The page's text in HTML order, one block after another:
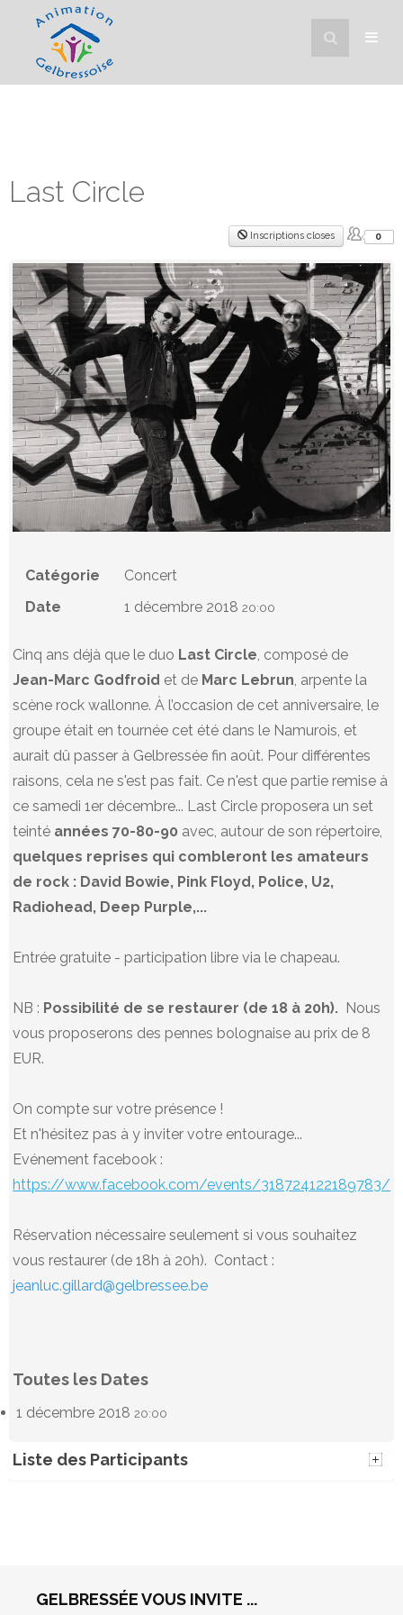
Last Circle
Inscriptions closes 0
Catégorie
Concert
Date
1 décembre 201820:00
Cinq ans déjà que le duo Last Circle, composé de
Jean-Marc Godfroid et de Marc Lebrun, arpente la
scène rock wallonne. À l’occasion de cet anniversaire, le
groupe était en tournée cet été dans le Namurois, et
aurait dû passer à Gelbressée fin août. Pour différentes
raisons, cela ne s'est pas fait. Ce n'est que partie remise à
ce samedi 1er décembre... Last Circle proposera un set
teinté années 70-80-90 avec, autour de son répertoire,
quelques reprises qui combleront les amateurs
de rock : David Bowie, Pink Floyd, Police, U2,
Radiohead, Deep Purple,...
Entrée gratuite - participation libre via le chapeau.
NB : Possibilité de se restaurer (de 18 à 20h). Nous
vous proposerons des pennes bolognaise au prix de 8
EUR.
On compte sur votre présence !
Et n'hésitez pas à y inviter votre entourage...
Evénement facebook :
https://www.facebook.com/events/318724122189783/
Réservation nécessaire seulement si vous souhaitez
vous restaurer (de 18h à 20h). Contact :
jeanluc.gillard@gelbressee.be
Toutes les Dates
1 décembre 201820:00
Liste des Participants
GELBRESSÉE VOUS INVITE ...